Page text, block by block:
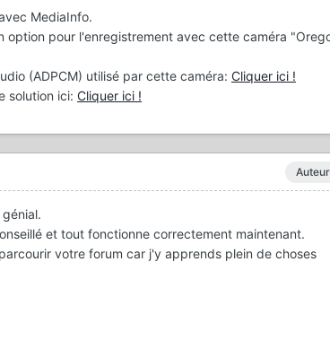
MediaInfo.
option pour l'enregistrement avec cette caméra
(ADPCM) utilisé par cette caméra: Cliquer ici !
solution ici: Cliquer ici !
Auteur
et tout fonctionne correctement maintenant.
votre forum car j'y apprends plein de choses